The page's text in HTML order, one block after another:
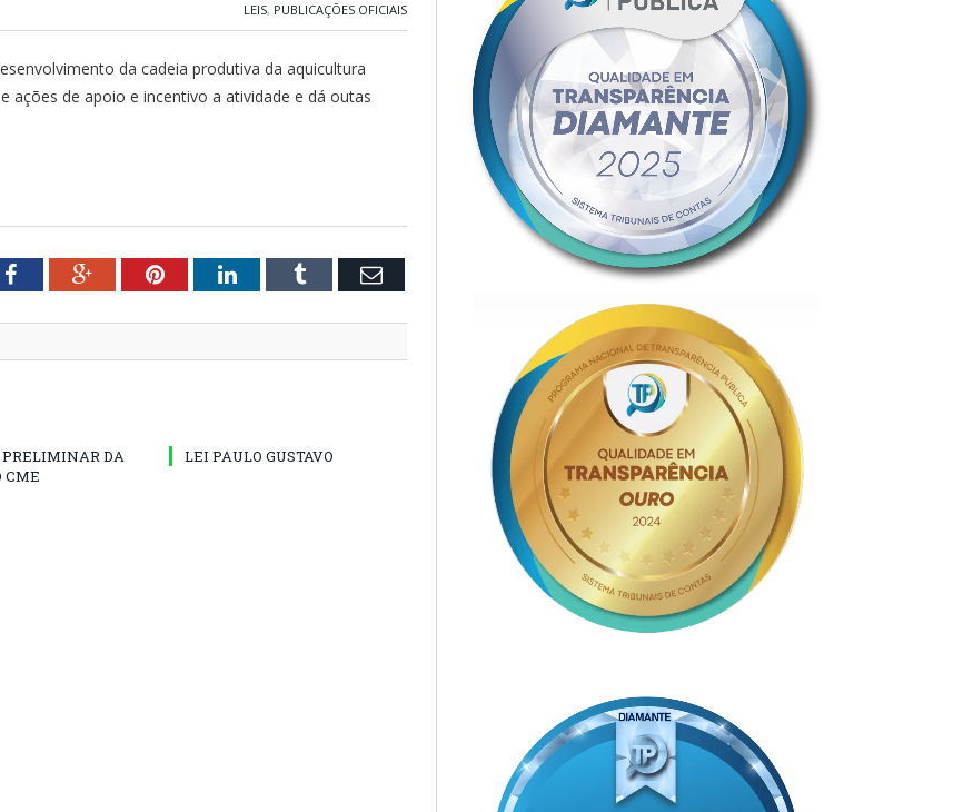
LEIS, PUBLICAÇÕES OFICIAIS
da cadeia produtiva da aquicultura
de apoio e incentivo a atividade e dá outas
FacebookGoogle+PinterestLinkedInTumblr Email
PRELIMINAR DA
CME
LEI PAULO GUSTAVO